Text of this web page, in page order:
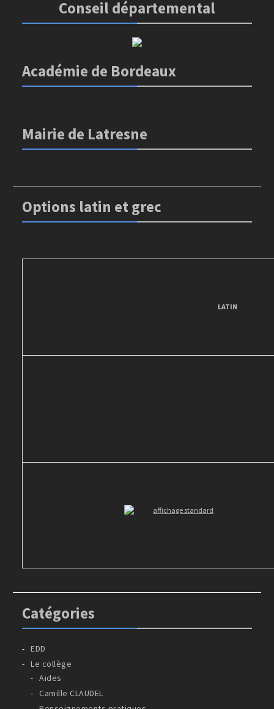
Conseil départemental
Académie de Bordeaux
Mairie de Latresne
Options latin et grec
LATIN
Catégories
EDD
Le collège
Aides
Camille CLAUDEL